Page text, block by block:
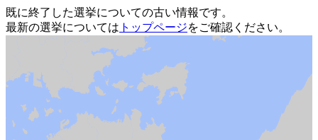
既に終了した選挙についての古い情報です。
最新の選挙については トップページをご確認ください。